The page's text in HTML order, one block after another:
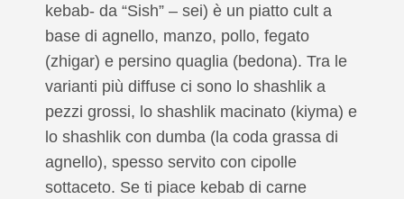
kebab- da “Sish” – sei) è un piatto cult a
base di agnello, manzo, pollo, fegato
(zhigar) e persino quaglia (bedona). Tra le
varianti più diffuse ci sono lo shashlik a
pezzi grossi, lo shashlik macinato (kiyma) e
lo shashlik con dumba (la coda grassa di
agnello), spesso servito con cipolle
sottaceto. Se ti piace kebab di carne